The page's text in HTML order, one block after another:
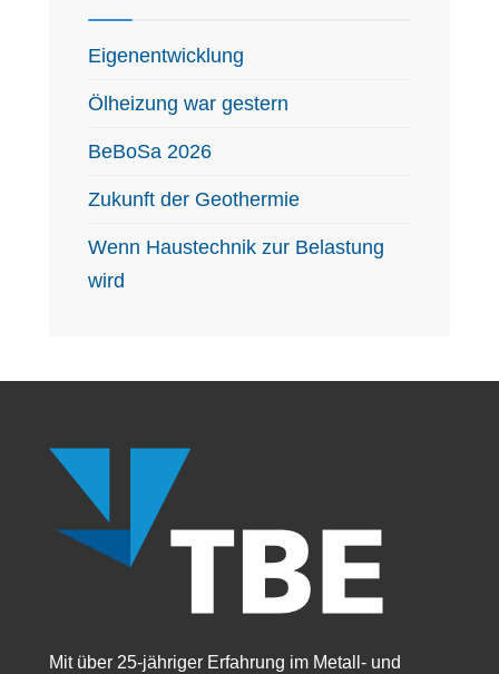
Eigenentwicklung
Ölheizung war gestern
BeBoSa 2026
Zukunft der Geothermie
Wenn Haustechnik zur Belastung
wird
Mit über 25-jähriger Erfahrung im Metall- und